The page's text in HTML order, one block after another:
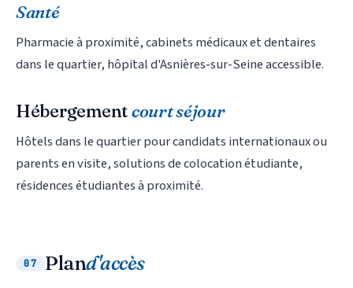
Santé
Pharmacie à proximité, cabinets médicaux et dentaires
dans le quartier, hôpital d'Asnières-sur-Seine accessible.
Hébergementcourt séjour
Hôtels dans le quartier pour candidats internationaux ou
parents en visite, solutions de colocation étudiante,
résidences étudiantes à proximité.
07 Pland'accès